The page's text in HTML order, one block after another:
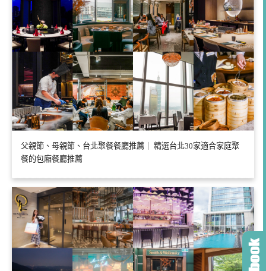
父親節、母親節、台北聚餐餐廳推薦｜ 精選台北30家適合家庭聚
餐的包廂餐廳推薦